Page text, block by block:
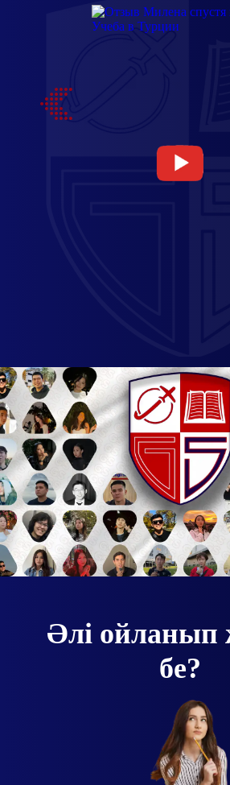
Әлі ойланып
бе?